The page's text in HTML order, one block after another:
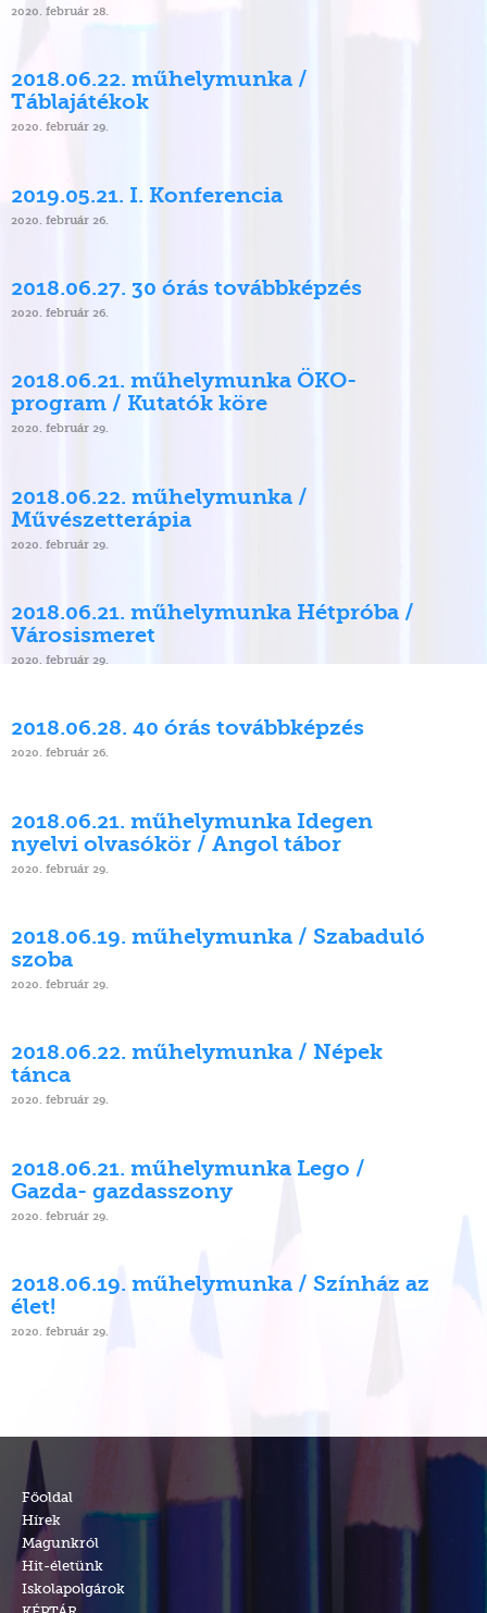
2020. február 28.
2018.06.22. műhelymunka /
Táblajátékok
2020. február 29.
2019.05.21. I. Konferencia
2020. február 26.
2018.06.27. 30 órás továbbképzés
2020. február 26.
2018.06.21. műhelymunka ÖKO-
program / Kutatók köre
2020. február 29.
2018.06.22. műhelymunka /
Művészetterápia
2020. február 29.
2018.06.21. műhelymunka Hétpróba /
Városismeret
2020. február 29.
2018.06.28. 40 órás továbbképzés
2020. február 26.
2018.06.21. műhelymunka Idegen
nyelvi olvasókör / Angol tábor
2020. február 29.
2018.06.19. műhelymunka / Szabaduló
szoba
2020. február 29.
2018.06.22. műhelymunka / Népek
tánca
2020. február 29.
2018.06.21. műhelymunka Lego /
Gazda- gazdasszony
2020. február 29.
2018.06.19. műhelymunka / Színház az
élet!
2020. február 29.
Főoldal
Hírek
Magunkról
Hit-életünk
Iskolapolgárok